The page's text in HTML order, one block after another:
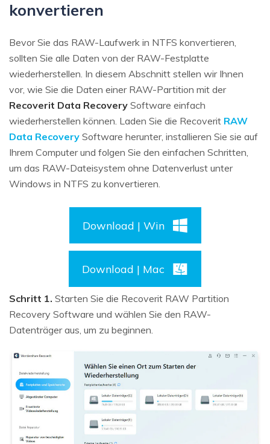
konvertieren
Bevor Sie das RAW-Laufwerk in NTFS konvertieren,
sollten Sie alle Daten von der RAW-Festplatte
wiederherstellen. In diesem Abschnitt stellen wir Ihnen
vor, wie Sie die Daten einer RAW-Partition mit der
Recoverit Data Recovery Software einfach
wiederherstellen können. Laden Sie die Recoverit RAW
Data Recovery Software herunter, installieren Sie sie auf
Ihrem Computer und folgen Sie den einfachen Schritten,
um das RAW-Dateisystem ohne Datenverlust unter
Windows in NTFS zu konvertieren.
Download | Win
Download | Mac
Schritt 1. Starten Sie die Recoverit RAW Partition
Recovery Software und wählen Sie den RAW-
Datenträger aus, um zu beginnen.